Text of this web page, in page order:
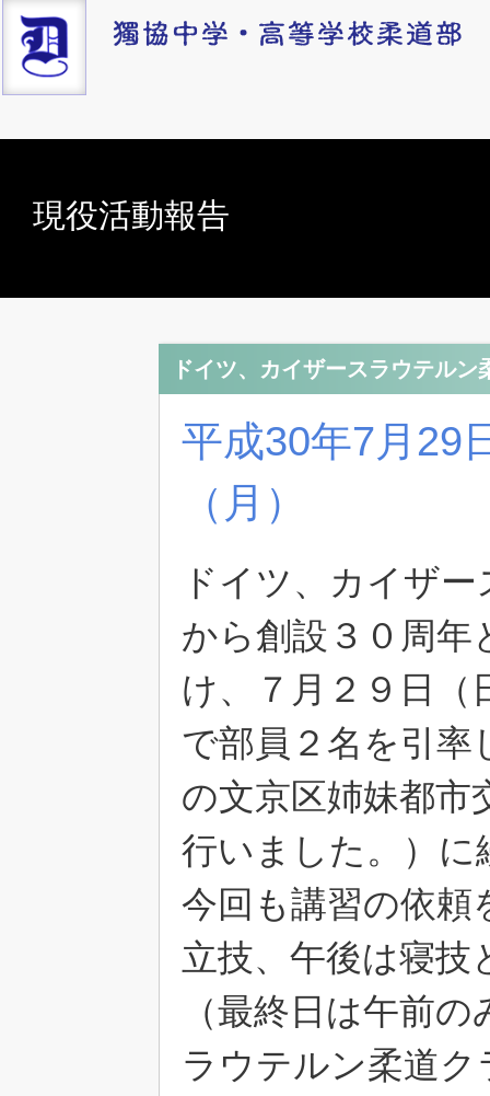
現役活動報告
ドイツ、カイザースラウテル
平成30年7月29
（月）
ドイツ、カイザ
から創設３０周年
け、７月２９日（
で部員２名を引率
の文京区姉妹都市
行いました。）に
今回も講習の依頼
立技、午後は寝技
（最終日は午前
ラウテルン柔道